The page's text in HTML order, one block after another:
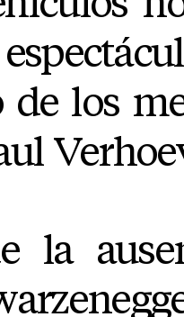
de los
la